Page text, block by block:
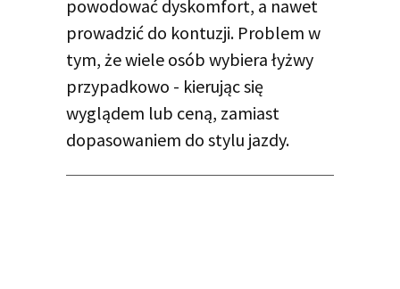
powodować dyskomfort, a nawet
prowadzić do kontuzji. Problem w
tym, że wiele osób wybiera łyżwy
przypadkowo - kierując się
wyglądem lub ceną, zamiast
dopasowaniem do stylu jazdy.